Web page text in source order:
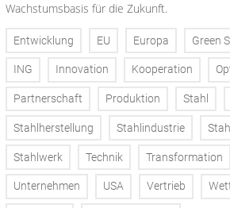
Wachstumsbasis für die Zukunft.
Entwicklung EU Europa Green
ING Innovation Kooperation
Partnerschaft Produktion Stahl
Stahlherstellung Stahlindustrie
Stahlwerk Technik Transformation
Unternehmen USA Vertrieb